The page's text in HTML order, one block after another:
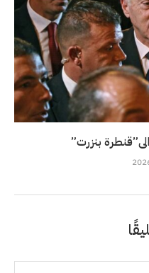
بنزرت”